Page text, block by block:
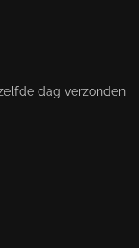
dag verzonden